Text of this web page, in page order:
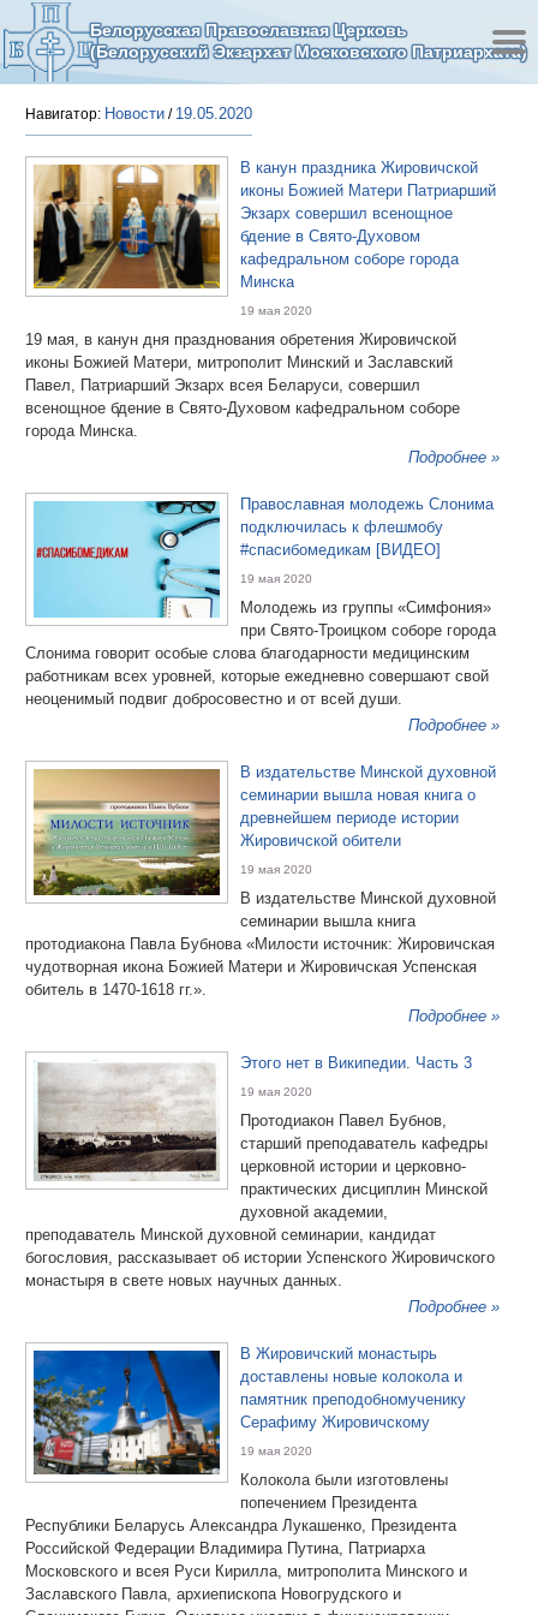
Белорусская Православная Церковь
(Белорусский Экзархат Московского Патриархата)
Навигатор: Новости / 19.05.2020
В канун праздника Жировичской
иконы Божией Матери Патриарший
Экзарх совершил всенощное
бдение в Свято-Духовом
кафедральном соборе города
Минска
19 мая 2020
19 мая, в канун дня празднования обретения Жировичской
иконы Божией Матери, митрополит Минский и Заславский
Павел, Патриарший Экзарх всея Беларуси, совершил
всенощное бдение в Свято-Духовом кафедральном соборе
города Минска.
Подробнее »
Православная молодежь Слонима
подключилась к флешмобу
#спасибомедикам [ВИДЕО]
19 мая 2020
Молодежь из группы «Симфония»
при Свято-Троицком соборе города
Слонима говорит особые слова благодарности медицинским
работникам всех уровней, которые ежедневно совершают свой
неоценимый подвиг добросовестно и от всей души.
Подробнее »
В издательстве Минской духовной
семинарии вышла новая книга о
древнейшем периоде истории
Жировичской обители
19 мая 2020
В издательстве Минской духовной
семинарии вышла книга
протодиакона Павла Бубнова «Милости источник: Жировичская
чудотворная икона Божией Матери и Жировичская Успенская
обитель в 1470-1618 гг.».
Подробнее »
Этого нет в Википедии. Часть 3
19 мая 2020
Протодиакон Павел Бубнов,
старший преподаватель кафедры
церковной истории и церковно-
практических дисциплин Минской
духовной академии,
преподаватель Минской духовной семинарии, кандидат
богословия, рассказывает об истории Успенского Жировичского
монастыря в свете новых научных данных.
Подробнее »
В Жировичский монастырь
доставлены новые колокола и
памятник преподобномученику
Серафиму Жировичскому
19 мая 2020
Колокола были изготовлены
попечением Президента
Республики Беларусь Александра Лукашенко, Президента
Российской Федерации Владимира Путина, Патриарха
Московского и всея Руси Кирилла, митрополита Минского и
Заславского Павла, архиепископа Новогрудского и